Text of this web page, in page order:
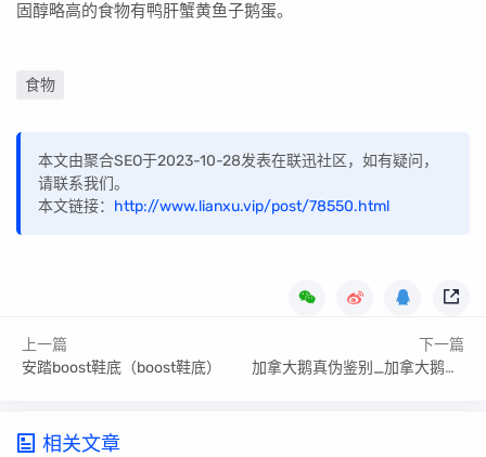
固醇略高的食物有鸭肝蟹黄鱼子鹅蛋。
食物
本文由聚合SEO于2023-10-28发表在联迅社区，如有疑问，
请联系我们。
本文链接： http://www.lianxu.vip/post/78550.html
上一篇
安踏boost鞋底（boost鞋底）
下一篇
加拿大鹅真伪鉴别_加拿大鹅鉴别真假
相关文章